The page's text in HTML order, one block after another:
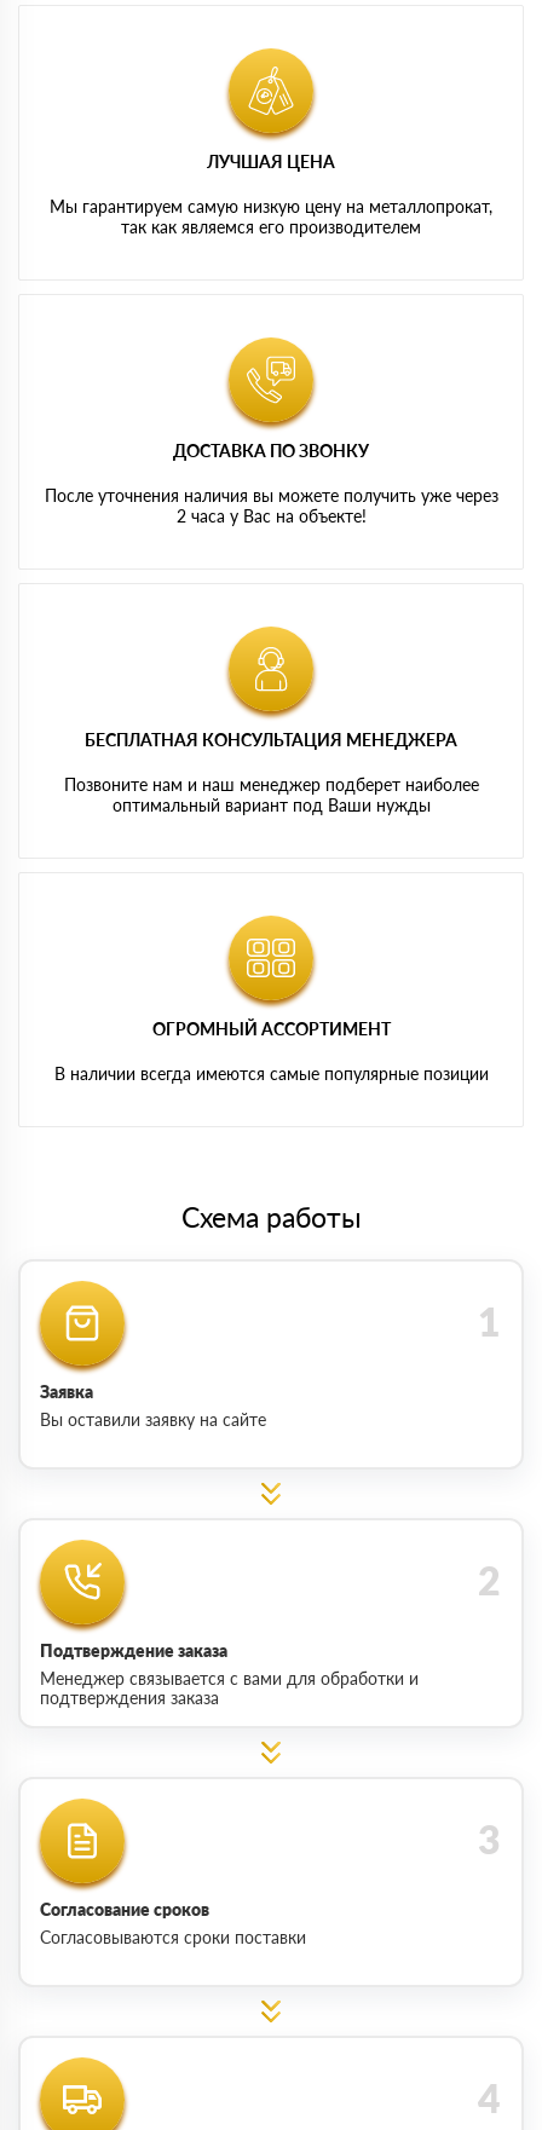
ЛУЧШАЯ ЦЕНА
Мы гарантируем самую низкую цену на металлопрокат,
так как являемся его производителем
ДОСТАВКА ПО ЗВОНКУ
После уточнения наличия вы можете получить уже через
2 часа у Вас на объекте!
БЕСПЛАТНАЯ КОНСУЛЬТАЦИЯ МЕНЕДЖЕРА
Позвоните нам и наш менеджер подберет наиболее
оптимальный вариант под Ваши нужды
ОГРОМНЫЙ АССОРТИМЕНТ
В наличии всегда имеются самые популярные позиции
Схема работы
Заявка
Вы оставили заявку на сайте
Подтверждение заказа
Менеджер связывается с вами для обработки и
подтверждения заказа
Согласование сроков
Согласовываются сроки поставки